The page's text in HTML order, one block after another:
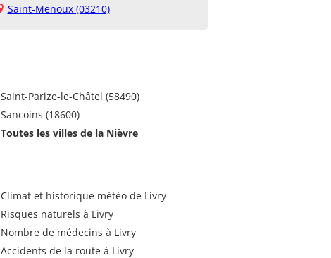
Saint-Menoux (03210)
Saint-Parize-le-Châtel (58490)
Sancoins (18600)
Toutes les villes de la Nièvre
Climat et historique météo de Livry
Risques naturels à Livry
Nombre de médecins à Livry
Accidents de la route à Livry